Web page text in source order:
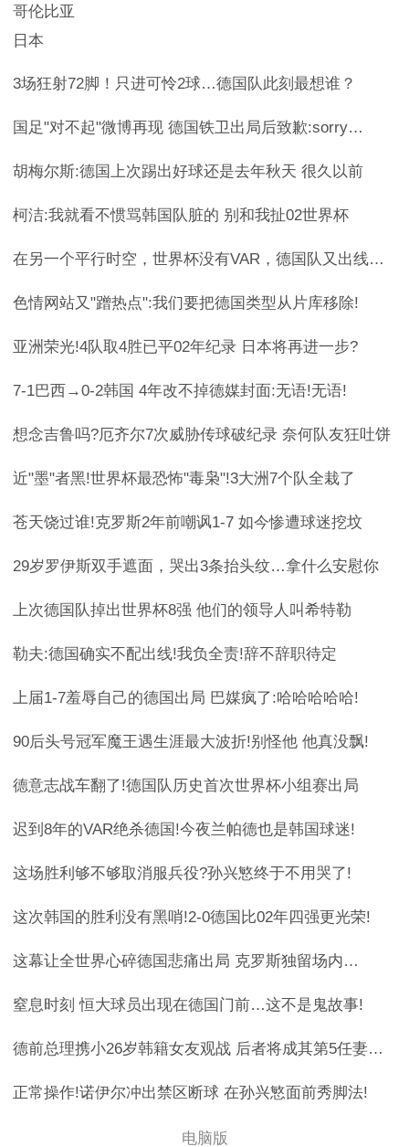
哥伦比亚
日本
3场狂射72脚！只进可怜2球…德国队此刻最想谁？
国足"对不起"微博再现 德国铁卫出局后致歉:sorry…
胡梅尔斯:德国上次踢出好球还是去年秋天 很久以前
柯洁:我就看不惯骂韩国队脏的 别和我扯02世界杯
在另一个平行时空，世界杯没有VAR，德国队又出线了…
色情网站又"蹭热点":我们要把德国类型从片库移除!
亚洲荣光!4队取4胜已平02年纪录 日本将再进一步?
7-1巴西→0-2韩国 4年改不掉德媒封面:无语!无语!
想念吉鲁吗?厄齐尔7次威胁传球破纪录 奈何队友狂吐饼
近"墨"者黑!世界杯最恐怖"毒枭"!3大洲7个队全栽了
苍天饶过谁!克罗斯2年前嘲讽1-7 如今惨遭球迷挖坟
29岁罗伊斯双手遮面，哭出3条抬头纹…拿什么安慰你
上次德国队掉出世界杯8强 他们的领导人叫希特勒
勒夫:德国确实不配出线!我负全责!辞不辞职待定
上届1-7羞辱自己的德国出局 巴媒疯了:哈哈哈哈哈!
90后头号冠军魔王遇生涯最大波折!别怪他 他真没飘!
德意志战车翻了!德国队历史首次世界杯小组赛出局
迟到8年的VAR绝杀德国!今夜兰帕德也是韩国球迷!
这场胜利够不够取消服兵役?孙兴慜终于不用哭了!
这次韩国的胜利没有黑哨!2-0德国比02年四强更光荣!
这幕让全世界心碎德国悲痛出局 克罗斯独留场内…
窒息时刻 恒大球员出现在德国门前…这不是鬼故事!
德前总理携小26岁韩籍女友观战 后者将成其第5任妻子,还穿着韩国
正常操作!诺伊尔冲出禁区断球 在孙兴慜面前秀脚法!
电脑版